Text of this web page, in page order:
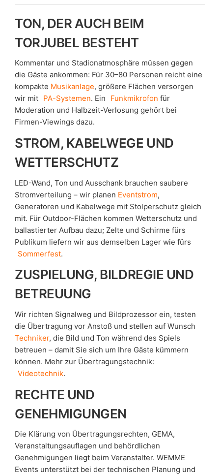
TON, DER AUCH BEIM
TORJUBEL BESTEHT
Kommentar und Stadionatmosphäre müssen gegen
die Gäste ankommen: Für 30–80 Personen reicht eine
kompakte Musikanlage, größere Flächen versorgen
wir mit PA-Systemen. Ein Funkmikrofon für
Moderation und Halbzeit-Verlosung gehört bei
Firmen-Viewings dazu.
STROM, KABELWEGE UND
WETTERSCHUTZ
LED-Wand, Ton und Ausschank brauchen saubere
Stromverteilung – wir planen Eventstrom,
Generatoren und Kabelwege mit Stolperschutz gleich
mit. Für Outdoor-Flächen kommen Wetterschutz und
ballastierter Aufbau dazu; Zelte und Schirme fürs
Publikum liefern wir aus demselben Lager wie fürs
Sommerfest.
ZUSPIELUNG, BILDREGIE UND
BETREUUNG
Wir richten Signalweg und Bildprozessor ein, testen
die Übertragung vor Anstoß und stellen auf Wunsch
Techniker, die Bild und Ton während des Spiels
betreuen – damit Sie sich um Ihre Gäste kümmern
können. Mehr zur Übertragungstechnik:
Videotechnik.
RECHTE UND
GENEHMIGUNGEN
Die Klärung von Übertragungsrechten, GEMA,
Veranstaltungsauflagen und behördlichen
Genehmigungen liegt beim Veranstalter. WEMME
Events unterstützt bei der technischen Planung und